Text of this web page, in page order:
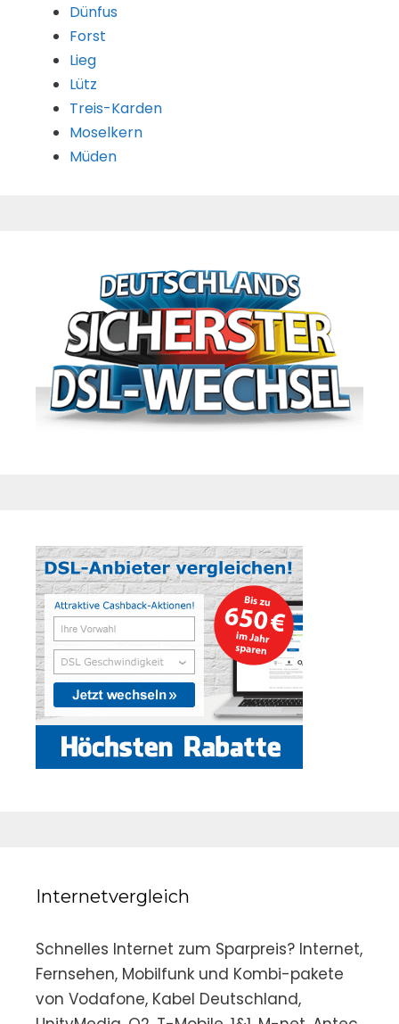
Dünfus
Forst
Lieg
Lütz
Treis-Karden
Moselkern
Müden
Internetvergleich
Schnelles Internet zum Sparpreis? Internet,
Fernsehen, Mobilfunk und Kombi-pakete
von Vodafone, Kabel Deutschland,